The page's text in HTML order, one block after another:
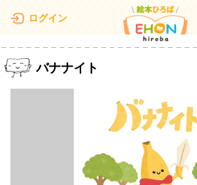
ログイン
バナナイト